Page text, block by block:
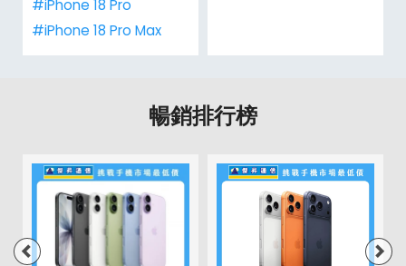
#iPhone 18 Pro
#iPhone 18 Pro Max
暢銷排行榜